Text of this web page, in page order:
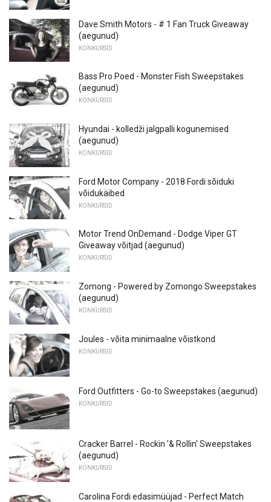
Dave Smith Motors - # 1 Fan Truck Giveaway
(aegunud)
KONKURSID
Bass Pro Poed - Monster Fish Sweepstakes
(aegunud)
KONKURSID
Hyundai - kolledži jalgpalli kogunemised
(aegunud)
KONKURSID
Ford Motor Company - 2018 Fordi sõiduki
võidukäibed
KONKURSID
Motor Trend OnDemand - Dodge Viper GT
Giveaway võitjad (aegunud)
KONKURSID
Zomong - Powered by Zomongo Sweepstakes
(aegunud)
KONKURSID
Joules - võita minimaalne võistkond
KONKURSID
Ford Outfitters - Go-to Sweepstakes (aegunud)
KONKURSID
Cracker Barrel - Rockin '& Rollin' Sweepstakes
(aegunud)
KONKURSID
Carolina Fordi edasimüüjad - Perfect Match